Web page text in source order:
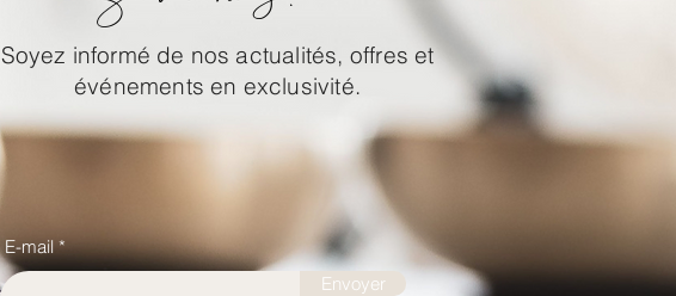
E-mail
Envoyer
Soyez informé de nos actualités, offres et
événements en exclusivité.